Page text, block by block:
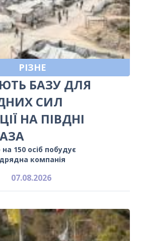
РІЗНЕ
БАЗУ ДЛЯ
СИЛ
НА ПІВДНІ
150 осіб побудує
компанія
07.08.2026